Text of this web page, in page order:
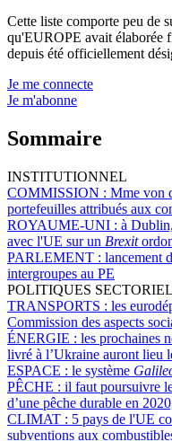
Cette liste comporte peu de
qu'EUROPE avait
depuis été officiellement
Je me connecte
Je m'abonne
Sommaire
INSTITUTIONNEL
COMMISSION : Mme von
portefeuilles attribués aux
ROYAUME-UNI : à
avec l'UE sur un Brexit
PARLEMENT : lancement
intergroupes au PE
POLITIQUES
TRANSPORTS : les
Commission des aspects
ÉNERGIE : les prochaines
livré à l’Ukraine auront lieu
ESPACE : le système
PÊCHE : il faut poursuivre
d’une pêche durable en
CLIMAT : 5 pays de l'UE
subventions aux